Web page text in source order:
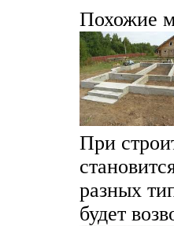
Похожие
При
разных
будет